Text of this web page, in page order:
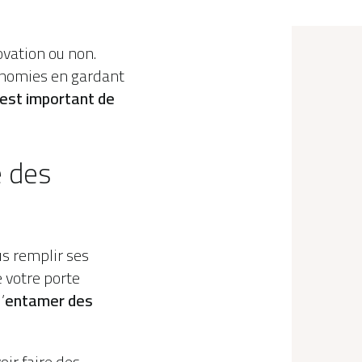
ou non.
en gardant
important de
remplir ses
votre porte
entamer des